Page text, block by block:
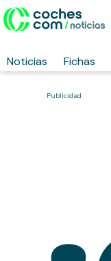
Noticias Fichas
Publicidad